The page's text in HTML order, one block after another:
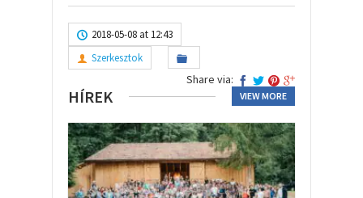
2018-05-08 at 12:43
Szerkesztok
Share via:
HÍREK VIEW MORE